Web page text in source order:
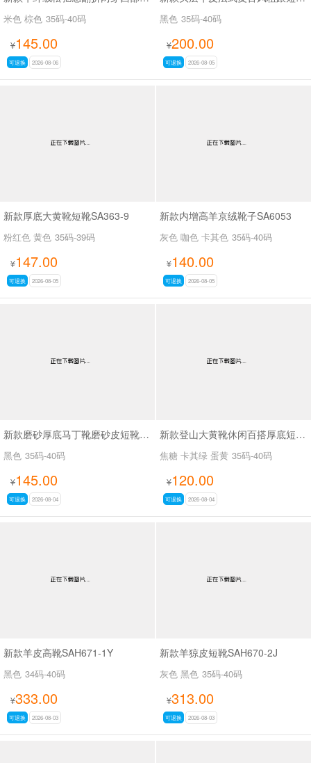
米色 棕色 35码-40码
¥145.00
可退换 2026-08-06
黑色 35码-40码
¥200.00
可退换 2026-08-05
新款厚底大黄靴短靴SA363-9
粉红色 黄色 35码-39码
¥147.00
可退换 2026-08-05
新款内增高羊京绒靴子SA6053
灰色 咖色 卡其色 35码-40码
¥140.00
可退换 2026-08-05
新款磨砂厚底马丁靴磨砂皮短靴SA7062
黑色 35码-40码
¥145.00
可退换 2026-08-04
新款登山大黄靴休闲百搭厚底短靴马丁靴SA2676
焦糖 卡其绿 蛋黄 35码-40码
¥120.00
可退换 2026-08-04
新款羊皮高靴SAH671-1Y
黑色 34码-40码
¥333.00
可退换 2026-08-03
新款羊猄皮短靴SAH670-2J
灰色 黑色 35码-40码
¥313.00
可退换 2026-08-03